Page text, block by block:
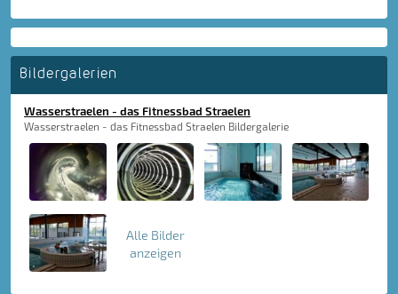
Bildergalerien
Wasserstraelen - das Fitnessbad Straelen
Wasserstraelen - das Fitnessbad Straelen Bildergalerie
Alle Bilder
anzeigen